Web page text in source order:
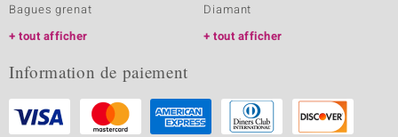
Bagues grenat
tout afficher
Diamant
tout afficher
Information de paiement